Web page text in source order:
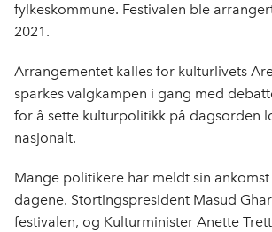
fylkeskommune. Festivalen ble
2021.
Arrangementet kalles for kulturlivets
sparkes valgkampen i gang med
for å sette kulturpolitikk på dagsorden
nasjonalt.
Mange politikere har meldt sin
dagene. Stortingspresident Masud
festivalen, og Kulturminister Anette